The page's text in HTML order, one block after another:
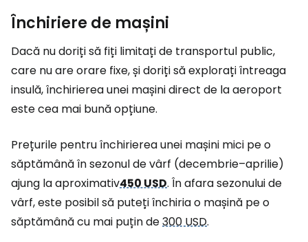
Închiriere de mașini
Dacă nu doriți să fiți limitați de transportul public,
care nu are orare fixe, și doriți să explorați întreaga
insulă, închirierea unei mașini direct de la aeroport
este cea mai bună opțiune.
Prețurile pentru închirierea unei mașini mici pe o
săptămână în sezonul de vârf (decembrie–aprilie)
ajung la aproximativ450 USD. În afara sezonului de
vârf, este posibil să puteți închiria o mașină pe o
săptămână cu mai puțin de300 USD.